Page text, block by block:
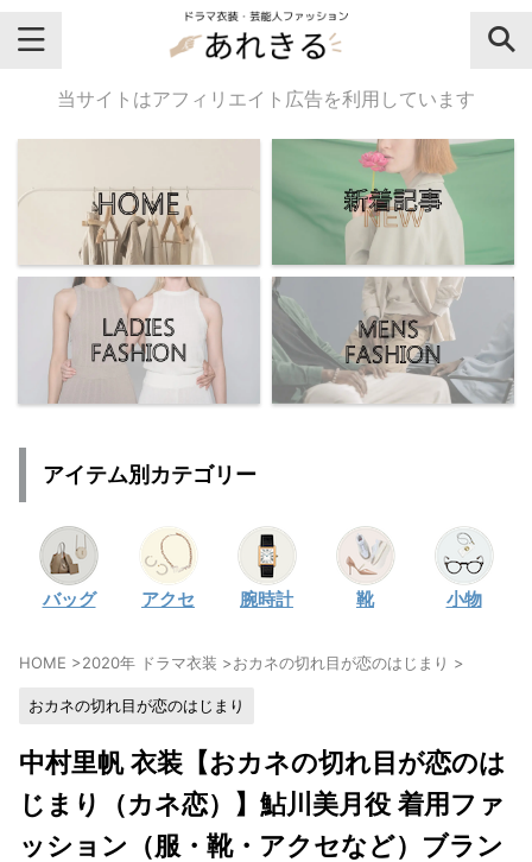
＼芸能人名・ドラマ名で検索♪／
気になるドラマ名や芸能人名でおし
ゃれなドラマ衣装・ファッションを
チェックしてね♪
【よく検索されてる女性芸能人】
・
広瀬すず
川口春奈
・ 石原さとみ
・広瀬アリス
永野芽郁
・波瑠
・奈緒
・ 高畑充希
さとうほなみ
当サイトはアフィリエイト広告を利用しています
アイテム別カテゴリー
バッグ アクセ 腕時計 靴 小物
HOME >2020年 ドラマ衣装 >おカネの切れ目が恋のはじまり >
おカネの切れ目が恋のはじまり
中村里帆 衣装【おカネの切れ目が恋のは
じまり（カネ恋）】鮎川美月役 着用ファ
ッション（服・靴・アクセなど）ブラン